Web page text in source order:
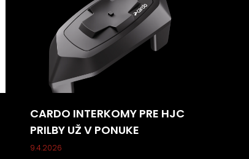
CARDO INTERKOMY PRE HJC
PRILBY UŽ V PONUKE
9.4.2026